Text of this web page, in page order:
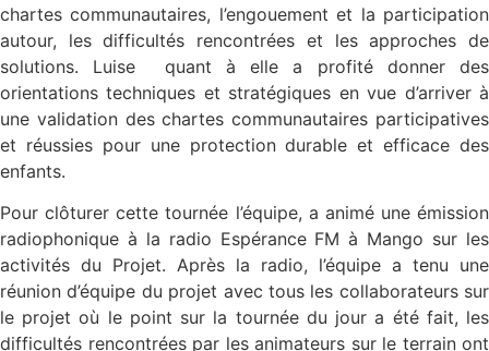
chartes communautaires, l’engouement et la participation
autour, les difficultés rencontrées et les approches de
solutions. Luise quant à elle a profité donner des
orientations techniques et stratégiques en vue d’arriver à
une validation des chartes communautaires participatives
et réussies pour une protection durable et efficace des
enfants.
Pour clôturer cette tournée l’équipe, a animé une émission
radiophonique à la radio Espérance FM à Mango sur les
activités du Projet. Après la radio, l’équipe a tenu une
réunion d’équipe du projet avec tous les collaborateurs sur
le projet où le point sur la tournée du jour a été fait, les
difficultés rencontrées par les animateurs sur le terrain ont